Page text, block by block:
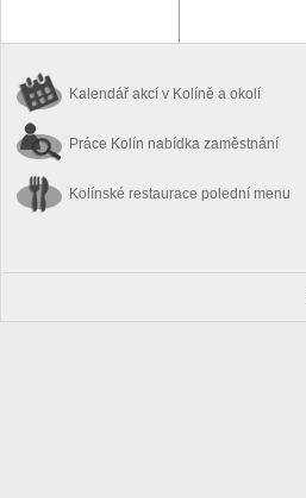
Kalendář akcí v Kolíně a okolí
Práce Kolín nabídka zaměstnání
Kolínské restaurace polední menu